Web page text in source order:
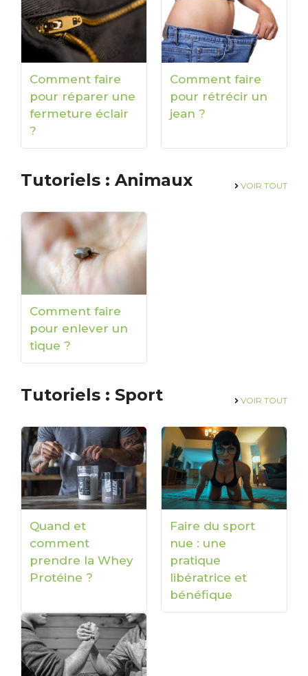
Comment faire
pour réparer une
fermeture éclair
?
Comment faire
pour rétrécir un
jean ?
Tutoriels : Animaux VOIR TOUT
Comment faire
pour enlever un
tique ?
Tutoriels : Sport VOIR TOUT
Quand et
comment
prendre la Whey
Protéine ?
Faire du sport
nue : une
pratique
libératrice et
bénéfique